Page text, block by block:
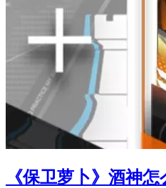
《保卫萝卜》酒神